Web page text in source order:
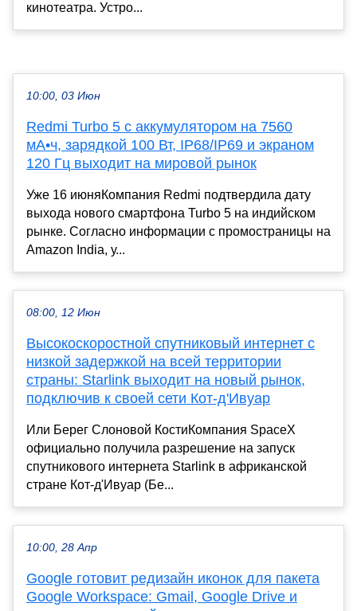
кинотеатра. Устро...
10:00, 03 Июн
Redmi Turbo 5 с аккумулятором на 7560
мА•ч, зарядкой 100 Вт, IP68/IP69 и экраном
120 Гц выходит на мировой рынок
Уже 16 июняКомпания Redmi подтвердила дату
выхода нового смартфона Turbo 5 на индийском
рынке. Согласно информации с промостраницы на
Amazon India, у...
08:00, 12 Июн
Высокоскоростной спутниковый интернет с
низкой задержкой на всей территории
страны: Starlink выходит на новый рынок,
подключив к своей сети Кот-д'Ивуар
Или Берег Слоновой КостиКомпания SpaceX
официально получила разрешение на запуск
спутникового интернета Starlink в африканской
стране Кот-д'Ивуар (Бе...
10:00, 28 Апр
Google готовит редизайн иконок для пакета
Google Workspace: Gmail, Google Drive и